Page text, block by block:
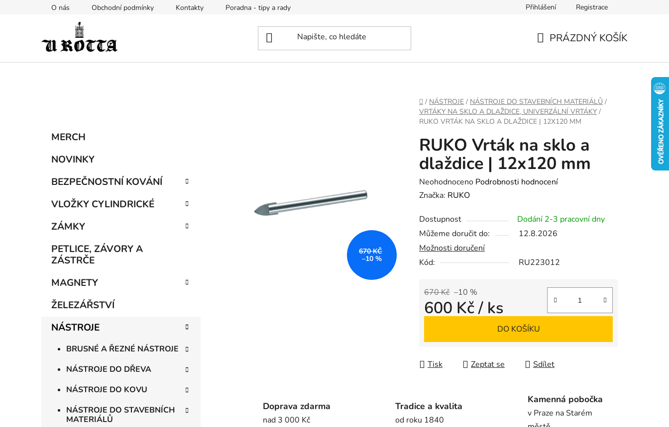
O nás Obchodní podmínky Kontakty Poradna - tipy a rady Přihlášení Registrace
PRÁZDNÝ KOŠÍK
DOMŮ
/ NÁSTROJE / NÁSTROJE DO STAVEBNÍCH MATERIÁLŮ /
VRTÁKY NA SKLO A DLAŽDICE, UNIVERZÁLNÍ VRTÁKY /
RUKO VRTÁK NA SKLO A DLAŽDICE | 12X120 MM
Přeskočit
kategorie
MERCH
NOVINKY
BEZPEČNOSTNÍ KOVÁNÍ
VLOŽKY CYLINDRICKÉ
ZÁMKY
PETLICE, ZÁVORY A
ZÁSTRČE
MAGNETY
ŽELEZÁŘSTVÍ
NÁSTROJE
BRUSNÉ A ŘEZNÉ NÁSTROJE
NÁSTROJE DO DŘEVA
NÁSTROJE DO KOVU
NÁSTROJE DO STAVEBNÍCH
MATERIÁLŮ
RUKO Vrták na sklo a
dlaždice | 12x120 mm
Průměrné
hodnocení
je
0,0
z
5
Neohodnoceno Podrobnosti hodnocení
Značka: RUKO
Dostupnost
Dodání 2-3 pracovní dny
Můžeme doručit do:
12.8.2026
Možnosti doručení
Kód:
RU223012
670 Kč –10 %
600 Kč/ ks
DO KOŠÍKU
Tisk Zeptat se Sdílet
670 KČ
–10 %
Doprava zdarma
nad 3 000 Kč
Tradice a kvalita
od roku 1840
Kamenná pobočka
v Praze na Starém